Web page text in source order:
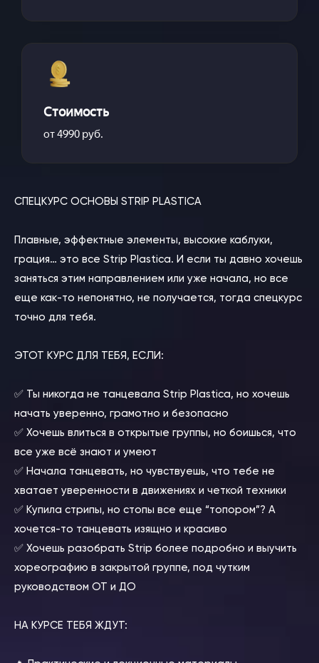
Стоимость
от 4990 руб.
СПЕЦКУРС ОСНОВЫ STRIP PLASTICA
Плавные, эффектные элементы, высокие каблуки,
грация… это все Strip Plastica. И если ты давно хочешь
заняться этим направлением или уже начала, но все
еще как-то непонятно, не получается, тогда спецкурс
точно для тебя.
ЭТОТ КУРС ДЛЯ ТЕБЯ, ЕСЛИ:
✅ Ты никогда не танцевала Strip Plastica, но хочешь
начать уверенно, грамотно и безопасно
✅ Хочешь влиться в открытые группы, но боишься, что
все уже всё знают и умеют
✅ Начала танцевать, но чувствуешь, что тебе не
хватает уверенности в движениях и четкой техники
✅ Купила стрипы, но стопы все еще “топором”? А
хочется-то танцевать изящно и красиво
✅ Хочешь разобрать Strip более подробно и выучить
хореографию в закрытой группе, под чутким
руководством ОТ и ДО
НА КУРСЕ ТЕБЯ ЖДУТ: